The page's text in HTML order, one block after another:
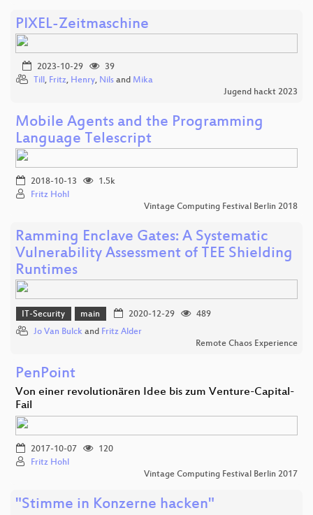
PIXEL-Zeitmaschine
2023-10-29
39
Till, Fritz, Henry, Nils and Mika
Jugend hackt 2023
Mobile Agents and the Programming
Language Telescript
2018-10-13
1.5k
Fritz Hohl
Vintage Computing Festival Berlin 2018
Ramming Enclave Gates: A Systematic
Vulnerability Assessment of TEE Shielding
Runtimes
IT-Security main 2020-12-29
489
Jo Van Bulck and Fritz Alder
Remote Chaos Experience
PenPoint
Von einer revolutionären Idee bis zum Venture-Capital-
Fail
2017-10-07
120
Fritz Hohl
Vintage Computing Festival Berlin 2017
"Stimme in Konzerne hacken"